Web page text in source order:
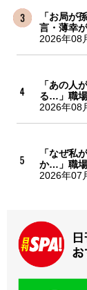
「お局が
言・薄幸
2026年08
「あの人
る…」職
2026年08
「なぜ私
か…」職場
2026年07